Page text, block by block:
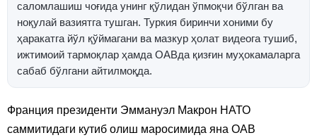
саломлашиш чоғида унинг қўлидан ўпмоқчи бўлган ва
ноқулай вазиятга тушган. Туркия биринчи хоними бу
ҳаракатга йўл қўймагани ва мазкур ҳолат видеога тушиб,
ижтимоий тармоқлар ҳамда ОАВда қизғин муҳокамаларга
сабаб бўлгани айтилмоқда.
Франция президенти Эммануэл Макрон НАТО
саммитидаги кутиб олиш маросимида яна ОАВ